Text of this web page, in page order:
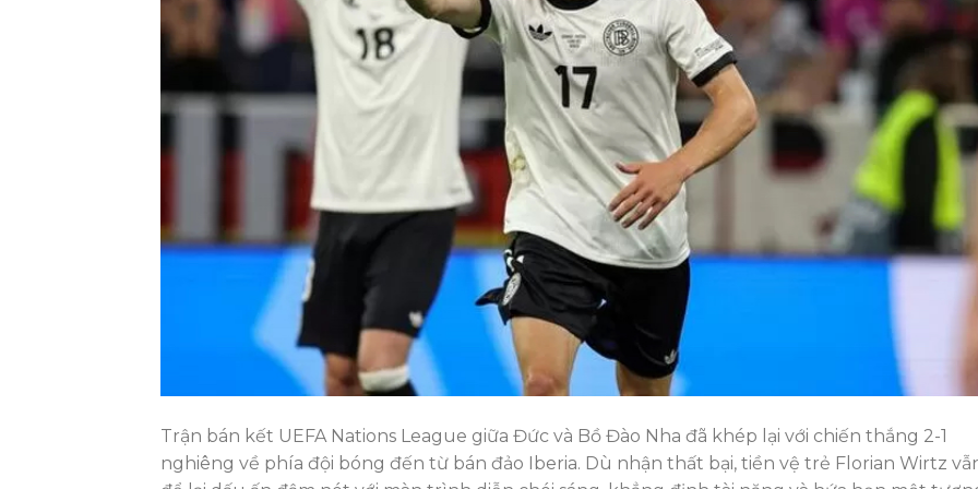
Trận bán kết UEFA Nations League giữa Đức và Bồ Đào Nha đã khép lại với chiến thắng 2-1
nghiêng về phía đội bóng đến từ bán đảo Iberia. Dù nhận thất bại, tiền vệ trẻ Florian Wirtz